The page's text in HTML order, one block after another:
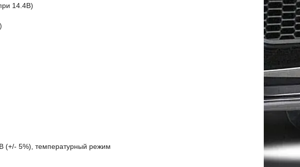
14.4В)
(+/- 5%), температурный режим